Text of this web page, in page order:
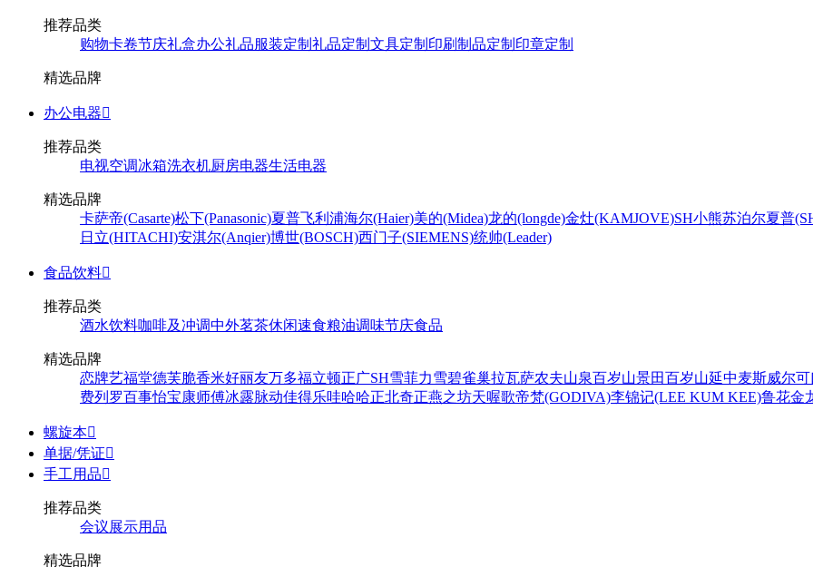
推荐品类
购物卡卷节庆礼盒办公礼品服装定制 礼品定制 文具定制 印刷制品定制 印章定制
精选品牌
办公电器
推荐品类
电视空调冰箱洗衣机厨房电器生活电器
精选品牌
卡萨帝(Casarte)松下(Panasonic)夏普飞利浦海尔(Haier)美的(Midea)龙的(longde)金灶(KAMJOVE)SH小熊苏泊尔夏普
日立(HITACHI)安淇尔(Anqier)博世(BOSCH)西门子(SIEMENS)统帅(Leader)
食品饮料
推荐品类
酒水饮料咖啡及冲调中外茗茶休闲速食粮油调味节庆食品
精选品牌
恋牌艺福堂德芙脆香米好丽友万多福立顿正广SH雪菲力雪碧雀巢拉瓦萨农夫山泉百岁山景田百岁山延中麦斯威尔可
费列罗百事怡宝康师傅冰露脉动佳得乐哇哈哈正北奇正燕之坊天喔歌帝梵(GODIVA)李锦记(LEE KUM KEE)鲁花金
螺旋本
单据/凭证
手工用品
推荐品类
会议展示用品
精选品牌